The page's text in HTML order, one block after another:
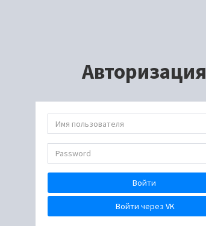
Авторизация
Войти
Войти через VK